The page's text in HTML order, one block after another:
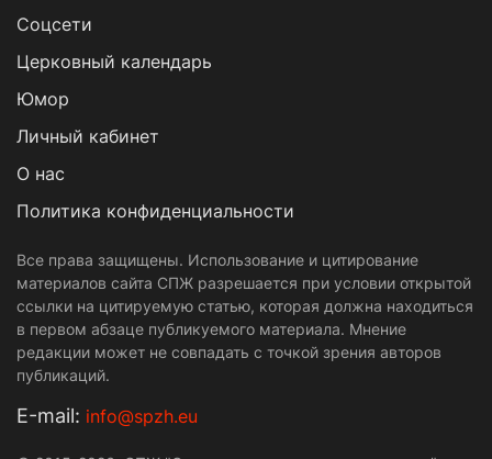
Cоцсети
Церковный календарь
Юмор
Личный кабинет
О нас
Политика конфиденциальности
Все права защищены. Использование и цитирование
материалов сайта СПЖ разрешается при условии открытой
ссылки на цитируемую статью, которая должна находиться
в первом абзаце публикуемого материала. Мнение
редакции может не совпадать с точкой зрения авторов
публикаций.
Е-mail: info@spzh.eu